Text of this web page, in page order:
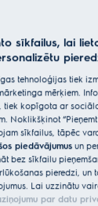
ogles
ogles filtrs –
„OdourClean“
kalpošanas laiks ir
sīkfailus, lai
tehnoloģijas tiek
mērķiem.
tiek kopīgota ar
Noklikšķinot
sīkfailus, tāpēc
piedāvājumus un
bez sīkfailu
pieredzi, un
Lai uzzinātu
par datu